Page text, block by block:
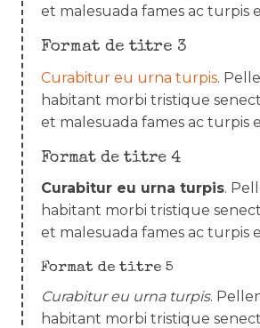
et malesuada fames ac turpis
Format de titre 3
Curabitur eu urna turpis.
habitant morbi tristique
et malesuada fames ac turpis
Format de titre 4
Curabitur eu urna turpis.
habitant morbi tristique
et malesuada fames ac turpis
Format de titre 5
Curabitur eu urna turpis.
habitant morbi tristique